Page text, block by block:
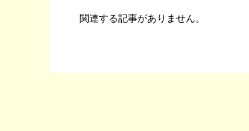
関連する記事がありません。